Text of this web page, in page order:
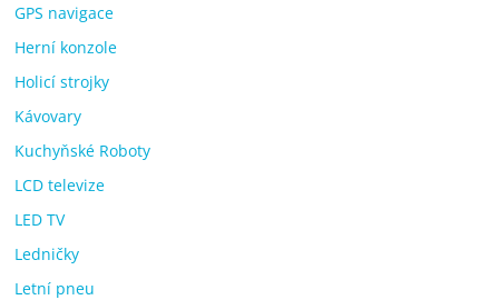
GPS navigace
Herní konzole
Holicí strojky
Kávovary
Kuchyňské Roboty
LCD televize
LED TV
Ledničky
Letní pneu